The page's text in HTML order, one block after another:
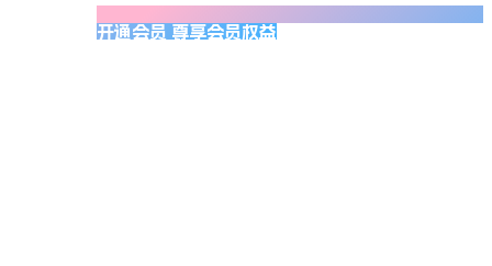
开通会员 尊享会员权益